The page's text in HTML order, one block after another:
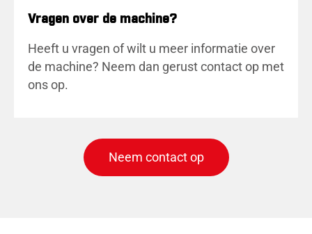
Vragen over de machine?
Heeft u vragen of wilt u meer informatie over
de machine? Neem dan gerust contact op met
ons op.
Neem contact op